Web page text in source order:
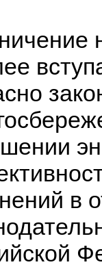
в